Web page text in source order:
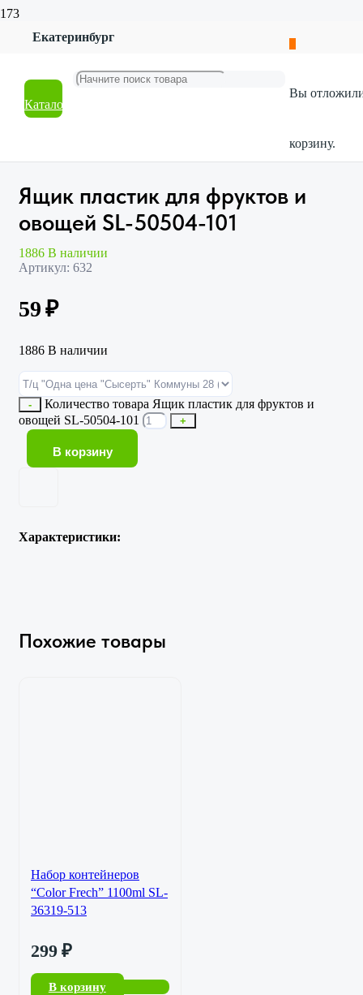
Екатеринбург
Каталог
Вы
корзину.
Посуда
Ящик пластик для фруктов и овощей SL-50504-101
Ящик пластик для фруктов и
овощей SL-50504-101
1886 В наличии
Артикул: 632
59₽
1886 В наличии
-
Количество товара Ящик пластик для фруктов и
овощей SL-50504-101
+
В корзину
Характеристики:
Похожие товары
Набор контейнеров
“Color Frech” 1100ml SL-
36319-513
299 ₽
В корзину